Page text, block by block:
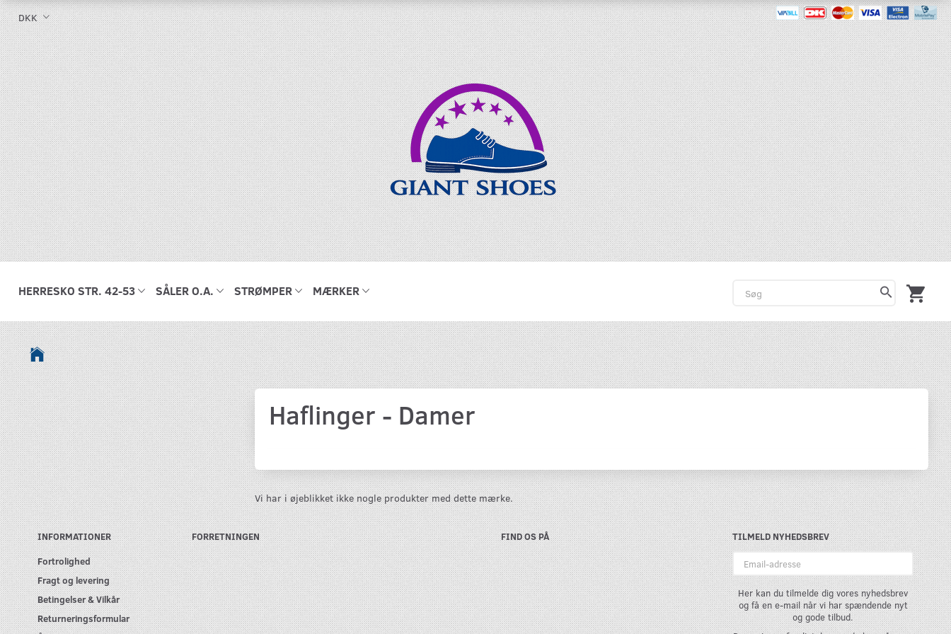
DKK
HERRESKO STR. 42-53 SÅLER O.A. STRØMPER MÆRKER
Haflinger - Damer
Vi har i øjeblikket ikke nogle produkter med dette mærke.
INFORMATIONER
Fortrolighed
Fragt og levering
Betingelser & Vilkår
Returneringsformular
FORRETNINGEN FIND OS PÅ
TILMELD NYHEDSBREV
Her kan du tilmelde dig vores nyhedsbrev
og få en e-mail når vi har spændende nyt
og gode tilbud.